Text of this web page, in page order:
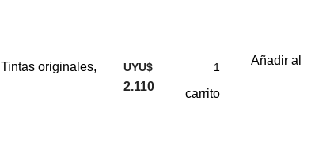
Tintas originales,
UYU$
2.110
Añadir al
carrito